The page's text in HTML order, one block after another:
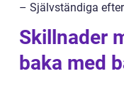
– Självständiga
Skillnader
baka med